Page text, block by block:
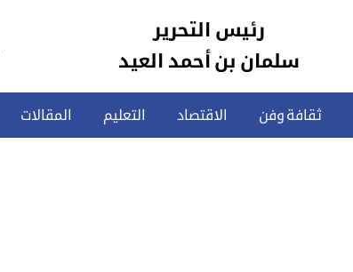
رئيس التحرير
سلمان بن أحمد العيد
ثقافة وفن الاقتصاد التعليم المقالات